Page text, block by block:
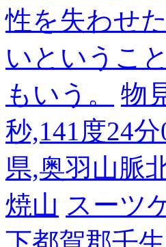
性を失わせ
いというこ
もいう。
物
秒,141度24
県,奥羽山脈
焼山 スーツ